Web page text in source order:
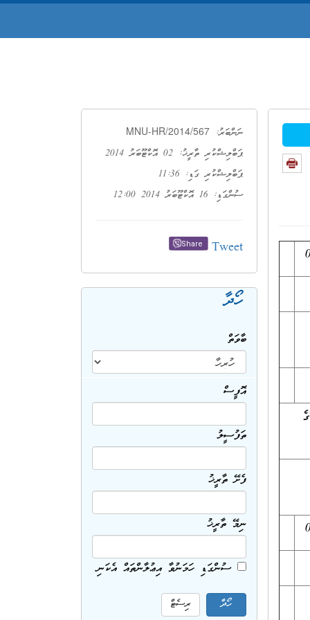
ނަންބަރު: MNU-HR/2014/567
ޕަބްލިޝްކުރި ތާރީޚު: 02 އޮކްޓޫބަރު 2014
ޕަބްލިޝްކުރި ގަޑި: 11:36
ސުންގަޑި: 16 އޮކްޓޫބަރު 2014 12:00
Tweet
Share
ހޯދާ
ބާވަތް
އޮފީސް
ތަފުސީލު
ފެށޭ ތާރީޚު
ނިމޭ ތާރީޚު
ސުންގަޑި ހަމަނުވާ އިޢުލާންތައް އެކަނި